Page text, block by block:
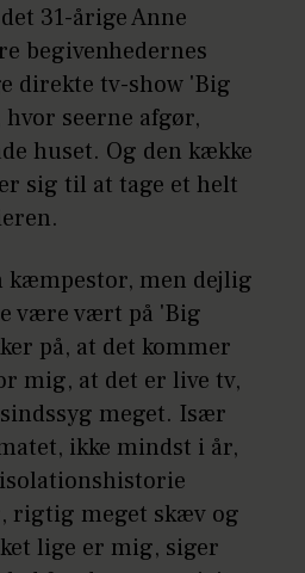
31-årige Anne
begivenhedernes
direkte tv-show 'Big
seerne afgør,
huset. Og den kække
sig til at tage et helt
kæmpestor, men dejlig
være vært på 'Big
på, at det kommer
mig, at det er live tv,
meget. Især
ikke mindst i år,
rigtig meget skæv og
lige er mig, siger